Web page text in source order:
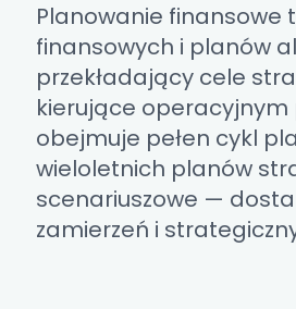
Planowanie finansowe
finansowych i planów
przekładający cele
kierujące
obejmuje pełen cykl
wieloletnich planów
scenariuszowe —
zamierzeń i